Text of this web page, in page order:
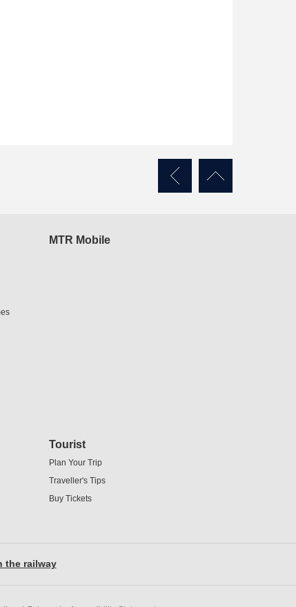
MTR Mobile
Tourist
Plan Your Trip
Traveller's Tips
Buy Tickets
the railway